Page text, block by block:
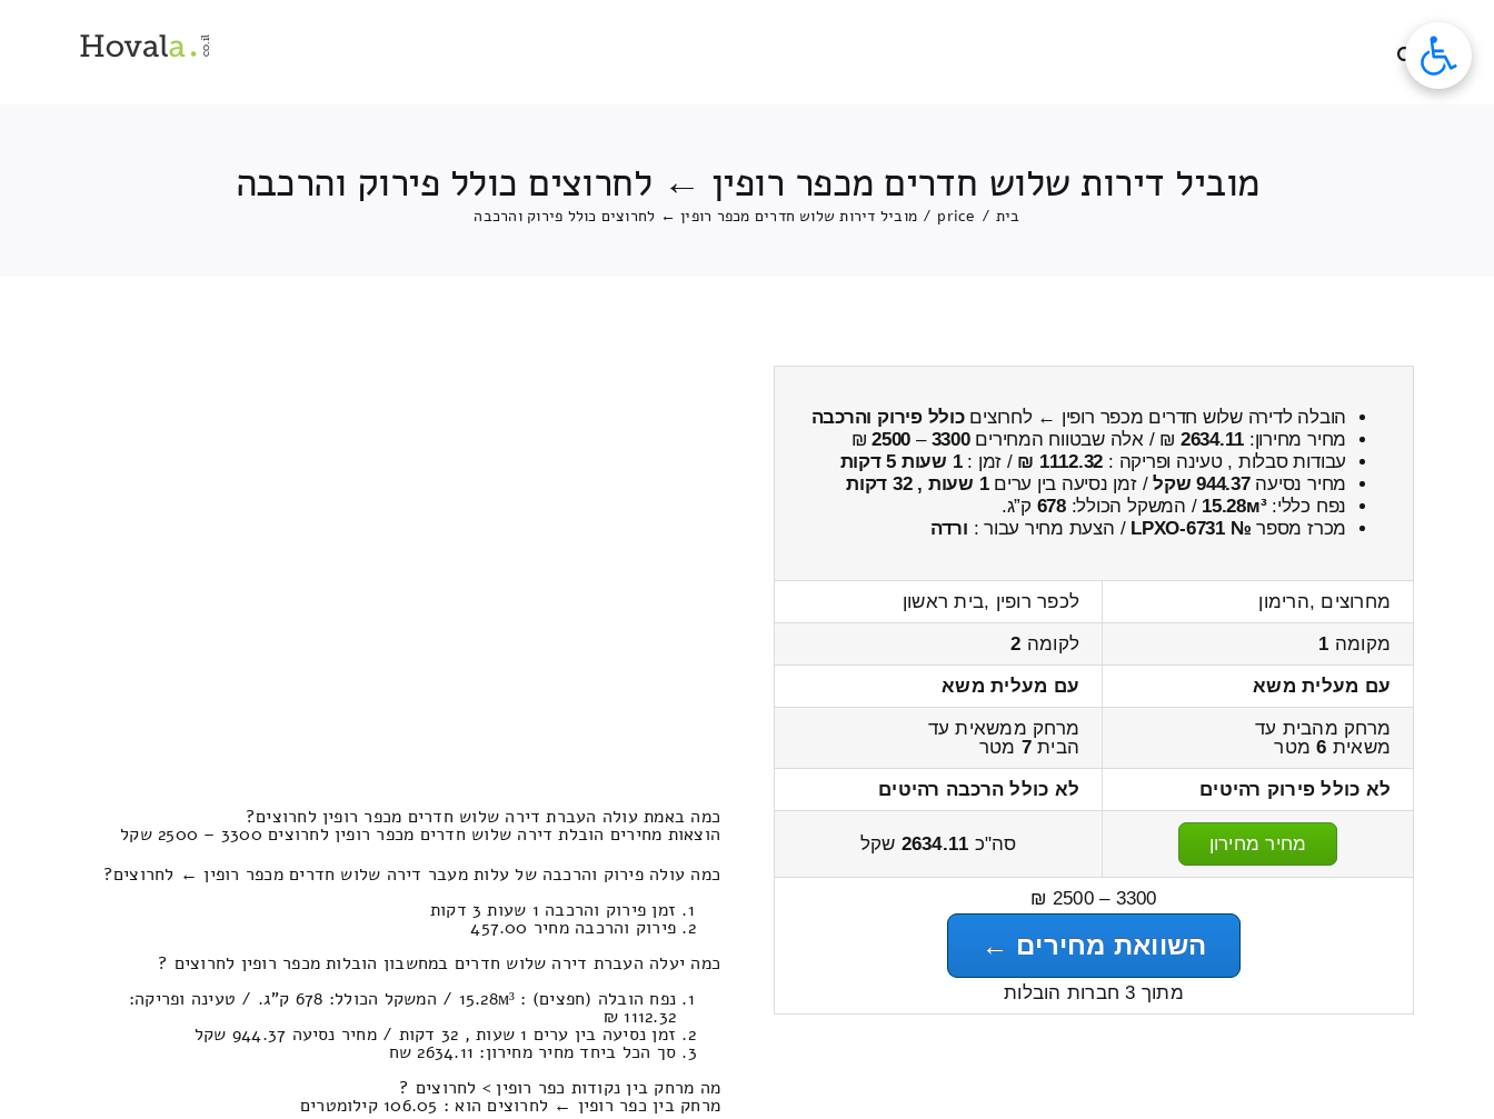
מוביל דירות שלוש חדרים מכפר רופין ← לחרוצים כולל פירוק והרכבה
בית /
price
/ מוביל דירות שלוש חדרים מכפר רופין ← לחרוצים כולל פירוק והרכבה
הובלה לדירה שלוש חדרים מכפר רופין ← לחרוציםכולל פירוק והרכבה
מחיר מחירון: 2634.11 ₪ / אלה שבטווח המחירים3300
–
2500
₪
עבודות סבלות , טעינה ופריקה : 1112.32 ₪ / זמן :1 שעות 5 דקות
מחיר נסיעה944.37 שקל / זמן נסיעה בין ערים1 שעות , 32 דקות
נפח כללי:15.28м³ / המשקל הכולל:678 ק”ג.
מכרז מספר № LPXO-6731 / הצעת מחיר עבור : ורדה
מחרוצים ,הרימון
לכפר רופין ,בית ראשון
מקומה 1 לקומה 2
עם מעלית משא
עם מעלית משא
מרחק מהבית עד
משאית 6מטר
מרחק ממשאית עד
הבית7 מטר
לא כולל פירוק רהיטים
לא כולל הרכבה רהיטים
מחיר מחירון סה"כ 2634.11 שקל
3300 – 2500 ₪
השוואת מחירים ←
מתוך 3 חברות הובלות
כמה באמת עולה העברת דירה שלוש חדרים מכפר רופין לחרוצים?
הוצאות מחירים הובלת דירה שלוש חדרים מכפר רופין לחרוצים 3300 – 2500 שקל
כמה עולה פירוק והרכבה של עלות מעבר דירה שלוש חדרים מכפר רופין ← לחרוצים?
זמן פירוק והרכבה 1 שעות 3 דקות
פירוק והרכבה מחיר 457.00
כמה יעלה העברת דירה שלוש חדרים במחשבון הובלות מכפר רופין לחרוצים ?
נפח הובלה (חפצים) : 15.28м³ / המשקל הכולל: 678 ק”ג. / טעינה ופריקה:
1112.32 ₪
זמן נסיעה בין ערים 1 שעות , 32 דקות / מחיר נסיעה 944.37 שקל
סך הכל ביחד מחיר מחירון: 2634.11 שח
מה מרחק בין נקודות כפר רופין > לחרוצים ?
מרחק בין כפר רופין ← לחרוצים הוא : 106.05 קילומטרים